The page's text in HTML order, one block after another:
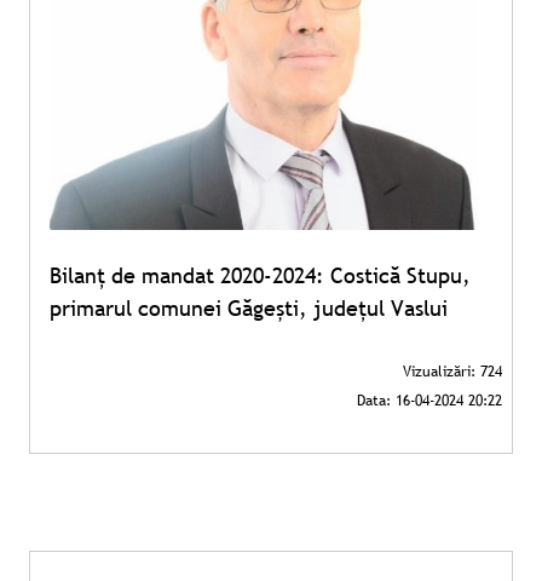
Bilanț de mandat 2020-2024: Costică Stupu,
primarul comunei Găgești, județul Vaslui